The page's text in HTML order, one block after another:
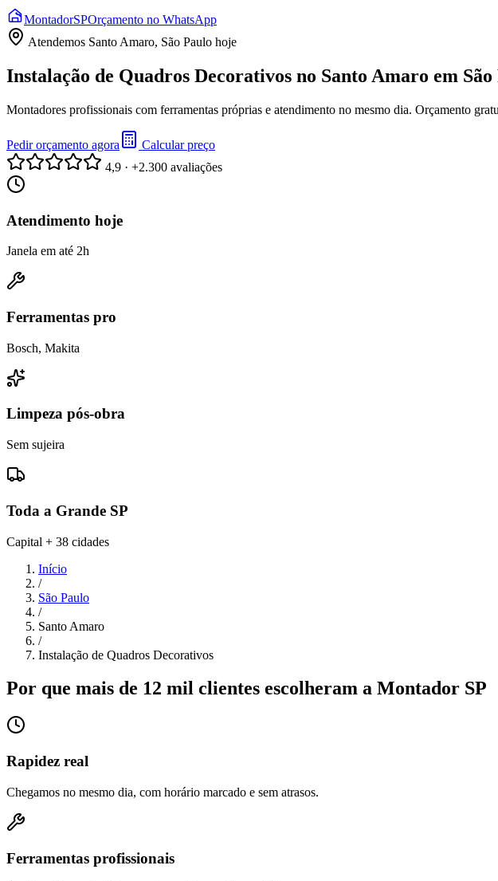
MontadorSPOrçamento no WhatsApp
Atendemos Santo Amaro, São Paulo hoje
Instalação de Quadros Decorativos no Santo Amaro em São
Montadores profissionais com ferramentas próprias e atendimento no mesmo dia. Orçamento
Pedir orçamento agora
Calcular preço
4,9 · +2.300 avaliações
Atendimento hoje
Janela em até 2h
Ferramentas pro
Bosch, Makita
Limpeza pós-obra
Sem sujeira
Toda a Grande SP
Capital + 38 cidades
Início
/
São Paulo
/
Santo Amaro
/
Instalação de Quadros Decorativos
Por que mais de 12 mil clientes escolheram a Montador SP
Rapidez real
Chegamos no mesmo dia, com horário marcado e sem atrasos.
Ferramentas profissionais